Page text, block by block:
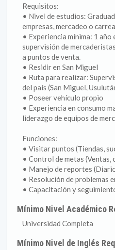
Requisitos:
• Nivel de estudios:
empresas, mercadeo o
• Experiencia mínima: 1 año
supervisión de
a puntos de venta.
• Residir en San Miguel
• Ruta para realizar:
del país (San Miguel,
• Poseer vehículo propio
• Experiencia en consumo
liderazgo de equipos de
Funciones:
• Visitar puntos (Tiendas,
• Control de metas
• Manejo de reportes
• Resolución de problemas
• Capacitación y
Mínimo Nivel Académico
Universidad Completa
Mínimo Nivel de Inglés